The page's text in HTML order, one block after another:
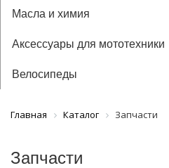
Масла и химия
Аксессуары для мототехники
Велосипеды
Главная Каталог Запчасти
Запчасти